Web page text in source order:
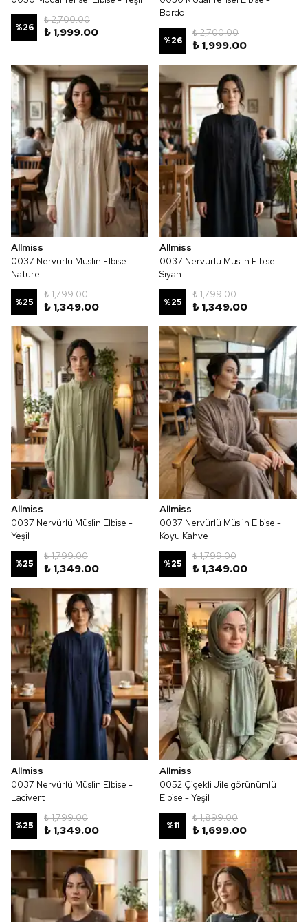
%26
₺ 2,700.00
₺ 1,999.00
Bordo
%26
₺ 2,700.00
₺ 1,999.00
Allmiss
0037 Nervürlü Müslin Elbise -
Naturel
%25
₺ 1,799.00
₺ 1,349.00
Allmiss
0037 Nervürlü Müslin Elbise -
Siyah
%25
₺ 1,799.00
₺ 1,349.00
Allmiss
0037 Nervürlü Müslin Elbise -
Yeşil
%25
₺ 1,799.00
₺ 1,349.00
Allmiss
0037 Nervürlü Müslin Elbise -
Koyu Kahve
%25
₺ 1,799.00
₺ 1,349.00
Allmiss
0037 Nervürlü Müslin Elbise -
Lacivert
%25
₺ 1,799.00
₺ 1,349.00
Allmiss
0052 Çiçekli Jile görünümlü
Elbise - Yeşil
%11
₺ 1,899.00
₺ 1,699.00